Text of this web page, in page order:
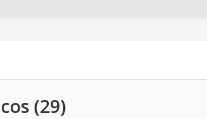
(29)